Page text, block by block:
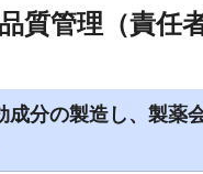
質管理（責任者
成分の製造し、製薬